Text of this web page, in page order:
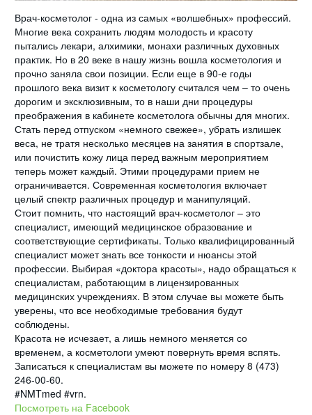
Врач-косметолог - одна из самых «волшебных» профессий.
Многие века сохранить людям молодость и красоту
пытались лекари, алхимики, монахи различных духовных
практик. Но в 20 веке в нашу жизнь вошла косметология и
прочно заняла свои позиции. Если еще в 90-е годы
прошлого века визит к косметологу считался чем – то очень
дорогим и эксклюзивным, то в наши дни процедуры
преображения в кабинете косметолога обычны для многих.
Стать перед отпуском «немного свежее», убрать излишек
веса, не тратя несколько месяцев на занятия в спортзале,
или почистить кожу лица перед важным мероприятием
теперь может каждый. Этими процедурами прием не
ограничивается. Современная косметология включает
целый спектр различных процедур и манипуляций.
Стоит помнить, что настоящий врач-косметолог – это
специалист, имеющий медицинское образование и
соответствующие сертификаты. Только квалифицированный
специалист может знать все тонкости и нюансы этой
профессии. Выбирая «доктора красоты», надо обращаться к
специалистам, работающим в лицензированных
медицинских учреждениях. В этом случае вы можете быть
уверены, что все необходимые требования будут
соблюдены.
Красота не исчезает, а лишь немного меняется со
временем, а косметологи умеют повернуть время вспять.
Записаться к специалистам вы можете по номеру 8 (473)
246-00-60.
#NMTmed #vrn.
Посмотреть на Facebook